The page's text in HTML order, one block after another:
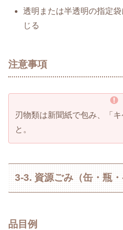
透明または半透明の指定
じる
注意事項
刃物類は新聞紙で包み、「
と。
3-3. 資源ごみ（缶・瓶・
品目例